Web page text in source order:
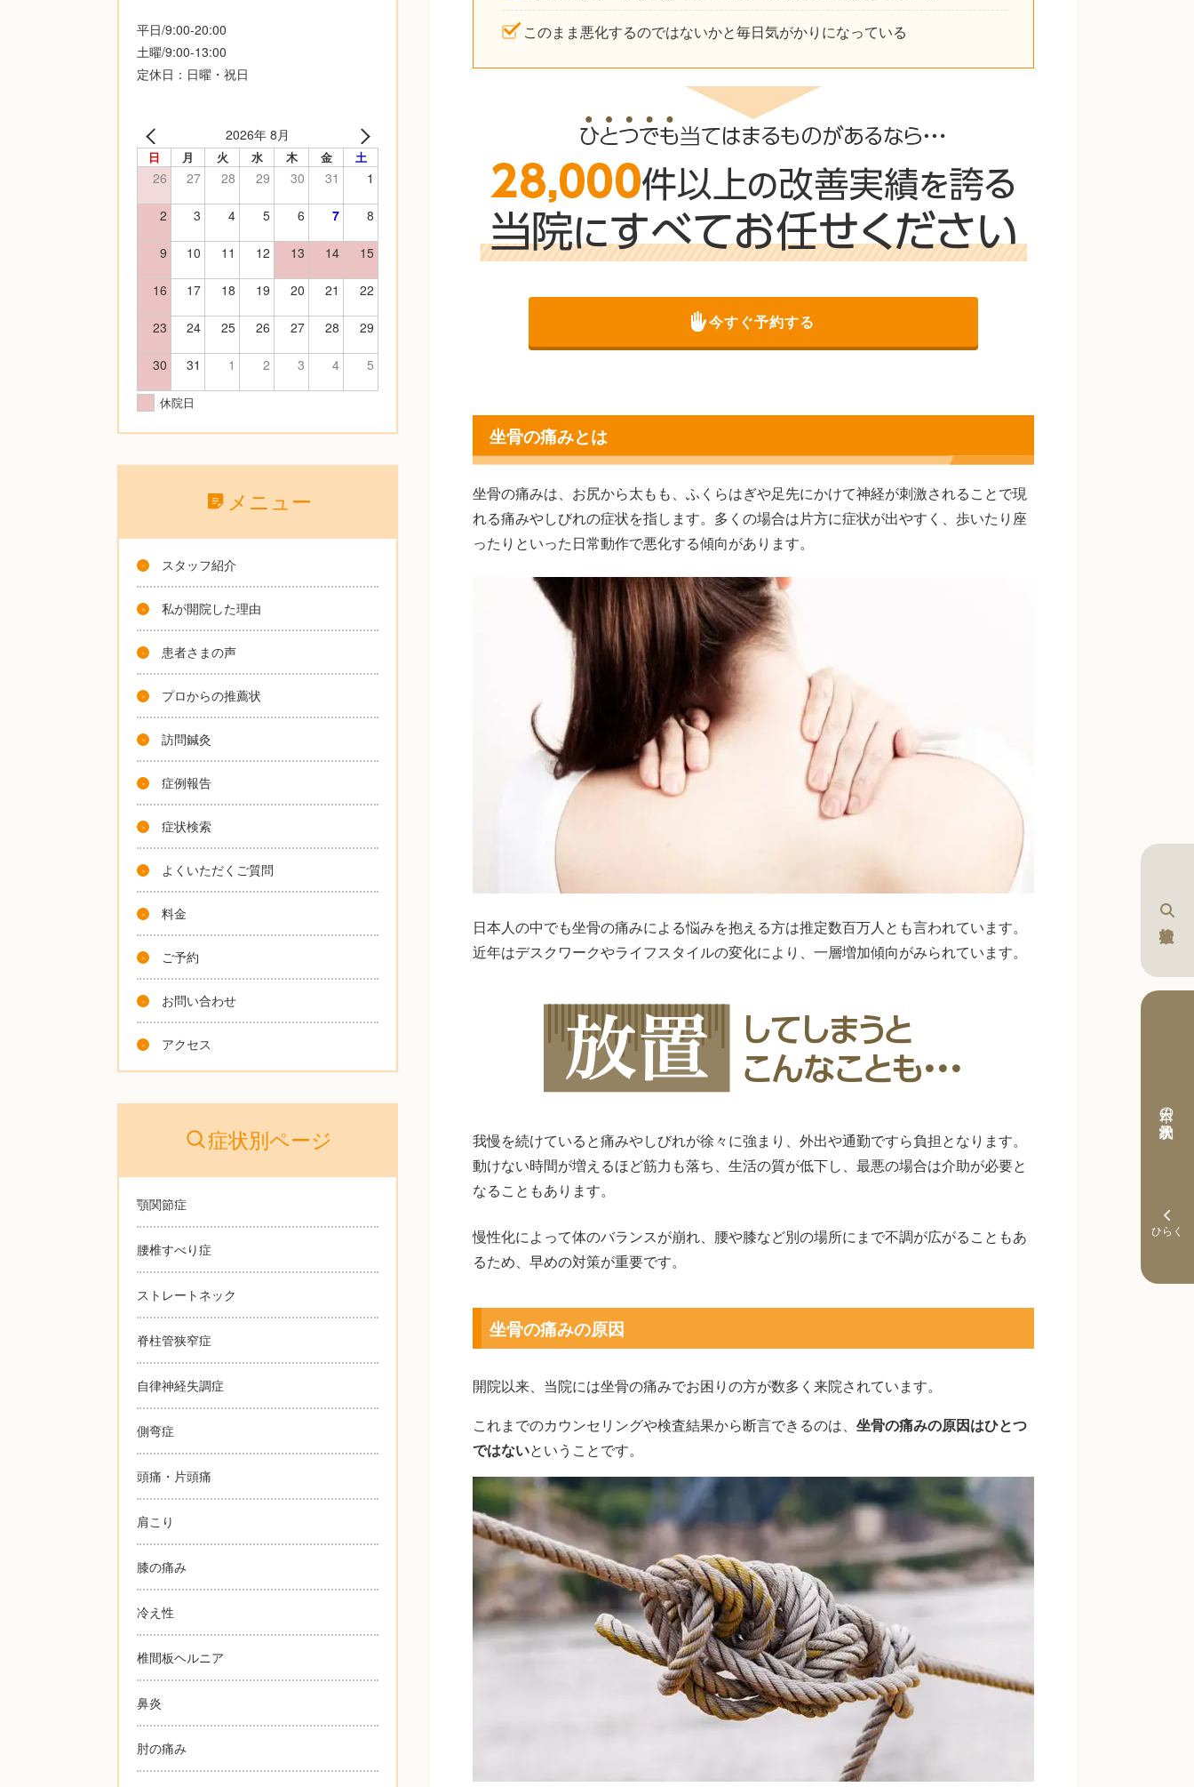
本日の予約状況
このまま悪化するのではないかと毎日気がかりになっている
今すぐ予約する
坐骨の痛みとは
坐骨の痛みは、お尻から太もも、ふくらはぎや足先にかけて神経が刺激されることで現
れる痛みやしびれの症状を指します。多くの場合は片方に症状が出やすく、歩いたり座
ったりといった日常動作で悪化する傾向があります。
日本人の中でも坐骨の痛みによる悩みを抱える方は推定数百万人とも言われています。
近年はデスクワークやライフスタイルの変化により、一層増加傾向がみられています。
我慢を続けていると痛みやしびれが徐々に強まり、外出や通勤ですら負担となります。
動けない時間が増えるほど筋力も落ち、生活の質が低下し、最悪の場合は介助が必要と
なることもあります。
慢性化によって体のバランスが崩れ、腰や膝など別の場所にまで不調が広がることもあ
るため、早めの対策が重要です。
坐骨の痛みの原因
開院以来、当院には坐骨の痛みでお困りの方が数多く来院されています。
これまでのカウンセリングや検査結果から断言できるのは、 坐骨の痛みの原因はひとつ
ではないということです。
平日/9:00-20:00
土曜/9:00-13:00
定休日：日曜・祝日
2026年 8月
日 月 火 水 木 金 土
26 27 28 29 30 31 1
2 3 4 5 6 7 8
9 10 11 12 13 14 15
16 17 18 19 20 21 22
23 24 25 26 27 28 29
30 31 1 2 3 4 5
休院日
メニュー
スタッフ紹介
私が開院した理由
患者さまの声
プロからの推薦状
訪問鍼灸
症例報告
症状検索
よくいただくご質問
料金
ご予約
お問い合わせ
アクセス
症状別ページ
顎関節症
腰椎すべり症
ストレートネック
脊柱管狭窄症
自律神経失調症
側弯症
頭痛・片頭痛
肩こり
膝の痛み
冷え性
椎間板ヘルニア
鼻炎
肘の痛み